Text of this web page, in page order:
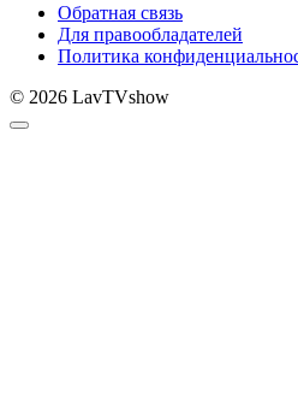
Обратная связь
Для правообладателей
Политика
© 2026 LavTVshow